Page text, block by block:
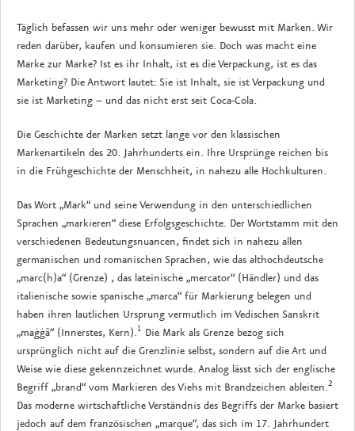
Täglich befassen wir uns mehr oder weniger bewusst mit Marken. Wir
reden darüber, kaufen und konsumieren sie. Doch was macht eine
Marke zur Marke? Ist es ihr Inhalt, ist es die Verpackung, ist es das
Marketing? Die Antwort lautet: Sie ist Inhalt, sie ist Verpackung und
sie ist Marketing – und das nicht erst seit Coca-Cola.
Die Geschichte der Marken setzt lange vor den klassischen
Markenartikeln des 20. Jahrhunderts ein. Ihre Ursprünge reichen bis
in die Frühgeschichte der Menschheit, in nahezu alle Hochkulturen.
Das Wort „Mark“ und seine Verwendung in den unterschiedlichen
Sprachen „markieren“ diese Erfolgsgeschichte. Der Wortstamm mit den
verschiedenen Bedeutungsnuancen, findet sich in nahezu allen
germanischen und romanischen Sprachen, wie das althochdeutsche
„marc(h)a“ (Grenze) , das lateinische „mercator“ (Händler) und das
italienische sowie spanische „marca“ für Markierung belegen und
haben ihren lautlichen Ursprung vermutlich im Vedischen Sanskrit
„maģģâ“ (Innerstes, Kern).1 Die Mark als Grenze bezog sich
ursprünglich nicht auf die Grenzlinie selbst, sondern auf die Art und
Weise wie diese gekennzeichnet wurde. Analog lässt sich der englische
Begriff „brand“ vom Markieren des Viehs mit Brandzeichen ableiten.2
Das moderne wirtschaftliche Verständnis des Begriffs der Marke basiert
jedoch auf dem französischen „marque“, das sich im 17. Jahrhundert